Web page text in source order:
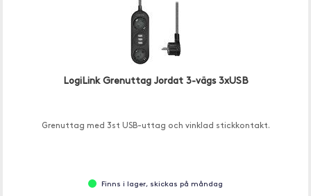
LogiLink Grenuttag Jordat 3-vägs 3xUSB
Grenuttag med 3st USB-uttag och vinklad stickkontakt.
Finns i lager, skickas på måndag